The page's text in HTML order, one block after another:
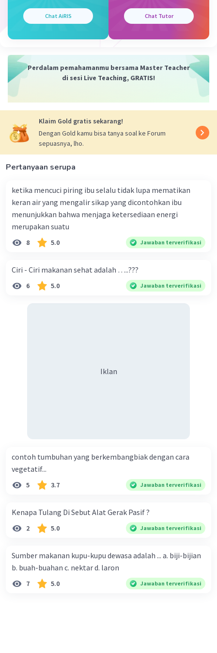
bentuk suatu benda adalah bermain plastisin,
memotong kue, melipat origami, membuat adonan, dan
Chat AiRIS Chat Tutor
Perdalam pemahamanmu bersama Master Teacher
di sesi Live Teaching, GRATIS!
Klaim Gold gratis sekarang!
Dengan Gold kamu bisa tanya soal ke Forum
sepuasnya, lho.
Pertanyaan serupa
ketika mencuci piring ibu selalu tidak lupa mematikan
keran air yang mengalir sikap yang dicontohkan ibu
menunjukkan bahwa menjaga ketersediaan energi
merupakan suatu
8 5.0 Jawaban terverifikasi
Ciri - Ciri makanan sehat adalah …..???
6 5.0 Jawaban terverifikasi
Iklan
contoh tumbuhan yang berkembangbiak dengan cara
vegetatif...
5 3.7 Jawaban terverifikasi
Kenapa Tulang Di Sebut Alat Gerak Pasif ?
2 5.0 Jawaban terverifikasi
Sumber makanan kupu-kupu dewasa adalah ... a. biji-bijian
b. buah-buahan c. nektar d. laron
7 5.0 Jawaban terverifikasi